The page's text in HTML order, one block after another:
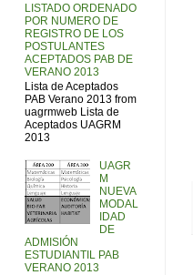
LISTADO ORDENADO
POR NUMERO DE
REGISTRO DE LOS
POSTULANTES
ACEPTADOS PAB DE
VERANO 2013
Lista de Aceptados
PAB Verano 2013 from
uagrmweb Lista de
Aceptados UAGRM
2013
UAGR
M
NUEVA
MODAL
IDAD
DE
ADMISIÓN
ESTUDIANTIL PAB
VERANO 2013